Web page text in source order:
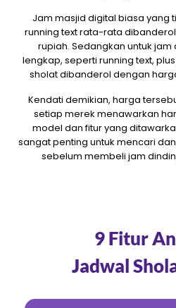
Jam masjid digital biasa yang
running text rata-rata
rupiah. Sedangkan untuk
lengkap, seperti running text,
sholat dibanderol dengan
Kendati demikian, harga
setiap merek menawarkan
model dan fitur yang
sangat penting untuk mencari
sebelum membeli jam
9 Fitur
Jadwal